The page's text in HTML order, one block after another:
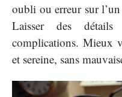
oubli ou erreur sur
Laisser des
complications. Mieux
et sereine, sans